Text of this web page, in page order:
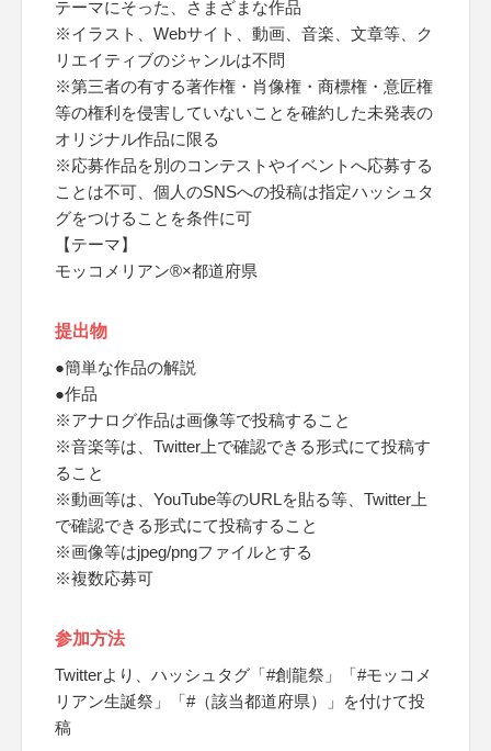
テーマにそった、さまざまな作品
※イラスト、Webサイト、動画、音楽、文章等、ク
リエイティブのジャンルは不問
※第三者の有する著作権・肖像権・商標権・意匠権
等の権利を侵害していないことを確約した未発表の
オリジナル作品に限る
※応募作品を別のコンテストやイベントへ応募する
ことは不可、個人のSNSへの投稿は指定ハッシュタ
グをつけることを条件に可
【テーマ】
モッコメリアン®×都道府県
提出物
●簡単な作品の解説
●作品
※アナログ作品は画像等で投稿すること
※音楽等は、Twitter上で確認できる形式にて投稿す
ること
※動画等は、YouTube等のURLを貼る等、Twitter上
で確認できる形式にて投稿すること
※画像等はjpeg/pngファイルとする
※複数応募可
参加方法
Twitterより、ハッシュタグ「#創龍祭」「#モッコメ
リアン生誕祭」「#（該当都道府県）」を付けて投
稿